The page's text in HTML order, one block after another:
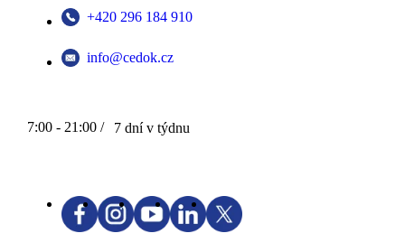
+420 296 184 910
info@cedok.cz
7:00 - 21:00 / 7 dní v týdnu